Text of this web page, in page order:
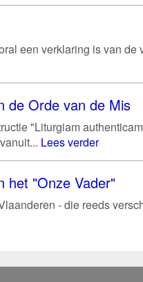
een verklaring is van
de Orde van de Mis
"Liturgiam
Lees verder
het "Onze Vader"
- die reeds